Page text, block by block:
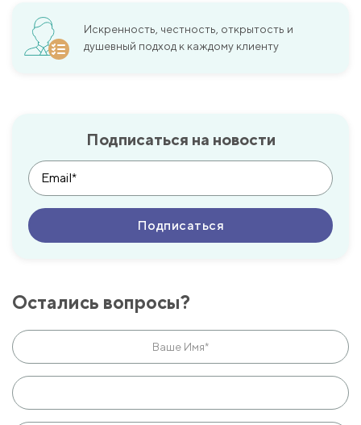
Искренность, честность, открытость и
душевный подход к каждому клиенту
Подписаться на новости
Остались вопросы?